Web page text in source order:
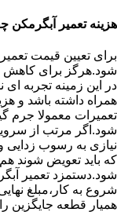
هزینه تعمیر آبگرمکن
برای تعیین قیمت
شود.هرگز برای کاهش
در این زمینه تجربه
همراه داشته باشد و
تعمیرات معمولا جرم
شود.اگر مرتب از
نیازی به رسوب
که باید تعویض شوند
شود.دستمزد تعمیر
شروع به کار،مبلغ
همیار قطعه جایگزین